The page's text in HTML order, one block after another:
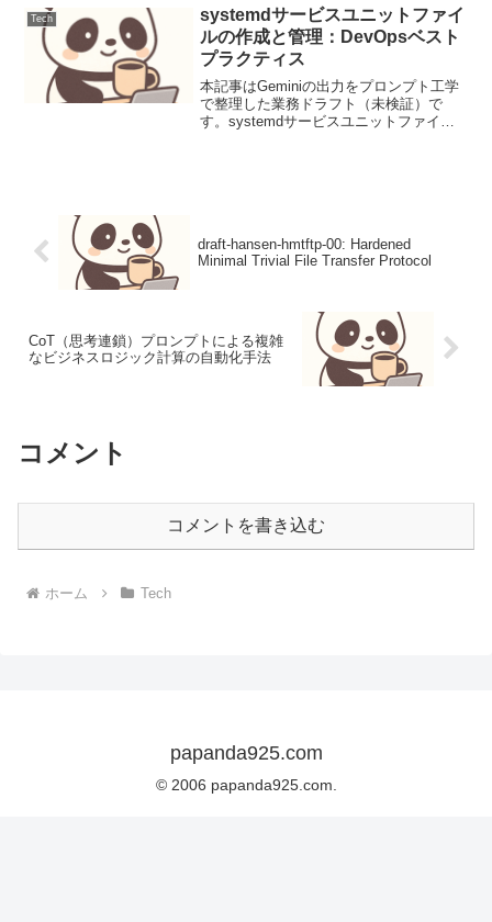
ップ音声アク...
Tech
systemdサービスユニットファイ
ルの作成と管理：DevOpsベスト
プラクティス
本記事はGeminiの出力をプロンプト工学
で整理した業務ドラフト（未検証）で
す。systemdサービスユニットファイル
draft-hansen-hmtftp-00: Hardened
Minimal Trivial File Transfer Protocol
CoT（思考連鎖）プロンプトによる複雑
なビジネスロジック計算の自動化手法
コメント
コメントを書き込む
ホーム Tech
papanda925.com
© 2006 papanda925.com.